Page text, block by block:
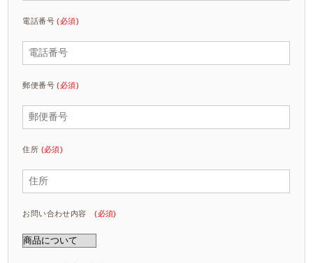
電話番号(必須)
郵便番号(必須)
住所 (必須)
お問い合わせ内容(必須)